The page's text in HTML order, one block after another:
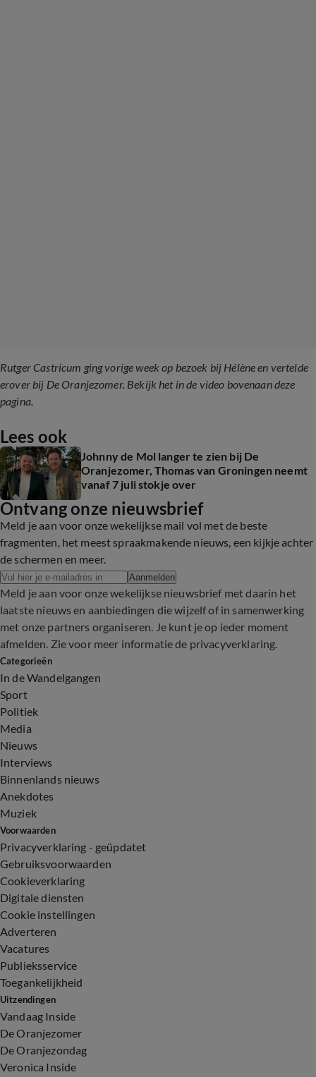
Rutger Castricum ging vorige week op bezoek bij Hélène en vertelde
erover bij De Oranjezomer. Bekijk het in de video bovenaan deze
pagina.
Lees ook
Johnny de Mol langer te zien bij De
Oranjezomer, Thomas van Groningen neemt
vanaf 7 juli stokje over
Ontvang onze nieuwsbrief
Meld je aan voor onze wekelijkse mail vol met de beste
fragmenten, het meest spraakmakende nieuws, een kijkje achter
de schermen en meer.
Aanmelden
Meld je aan voor onze wekelijkse nieuwsbrief met daarin het
laatste nieuws en aanbiedingen die wijzelf of in samenwerking
met onze partners organiseren. Je kunt je op ieder moment
afmelden. Zie voor meer informatie de privacyverklaring.
Categorieën
In de Wandelgangen
Sport
Politiek
Media
Nieuws
Interviews
Binnenlands nieuws
Anekdotes
Muziek
Voorwaarden
Privacyverklaring - geüpdatet
Gebruiksvoorwaarden
Cookieverklaring
Digitale diensten
Cookie instellingen
Adverteren
Vacatures
Publieksservice
Toegankelijkheid
Uitzendingen
Vandaag Inside
De Oranjezomer
De Oranjezondag
Veronica Inside